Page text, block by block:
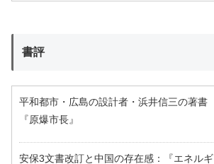
書評
平和都市・広島の設計者・浜井信三の著書
『原爆市長』
安保3文書改訂と中国の存在感：『エネルギ